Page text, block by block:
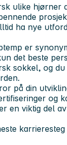
ulike hjørner
ha nye
er
det beste
sokkel, og
på din
og
en viktig del
karrieresteg